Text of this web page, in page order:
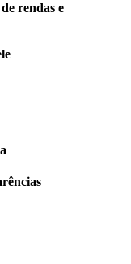
rendas e